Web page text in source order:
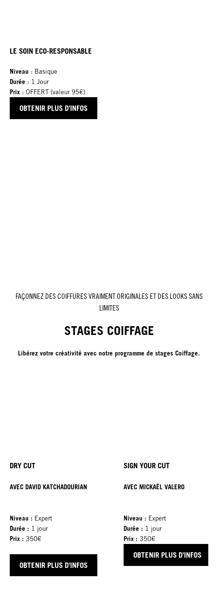
LE SOIN ECO-RESPONSABLE
Niveau : Basique
Durée : 1 Jour
Prix : OFFERT (valeur 95€)
OBTENIR PLUS D'INFOS
FAÇONNEZ DES COIFFURES VRAIMENT ORIGINALES ET DES LOOKS SANS
LIMITES
STAGES COIFFAGE
Libérez votre créativité avec notre programme de stages Coiffage.
DRY CUT
AVEC DAVID KATCHADOURIAN
Niveau : Expert
Durée : 1 jour
Prix : 350€
OBTENIR PLUS D'INFOS
SIGN YOUR CUT
AVEC MICKAËL VALERO
Niveau : Expert
Durée : 1 jour
Prix : 350€
OBTENIR PLUS D'INFOS